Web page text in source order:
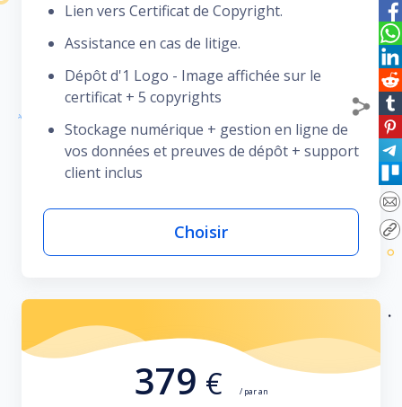
Lien vers Certificat de Copyright.
Assistance en cas de litige.
Dépôt d'1 Logo - Image affichée sur le
certificat + 5 copyrights
Stockage numérique + gestion en ligne de
vos données et preuves de dépôt + support
client inclus
Choisir
379 € / par an